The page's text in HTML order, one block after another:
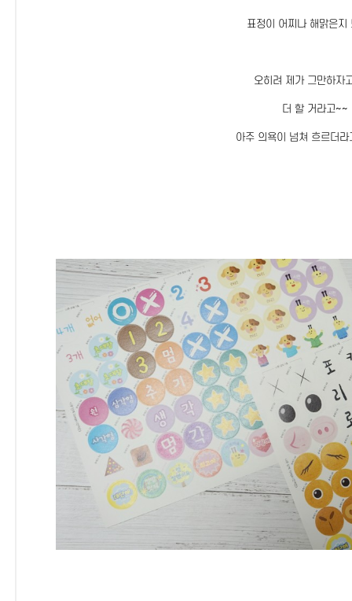
표정이 어찌나 해맑은지
오히려 제가 그만하자
더 할 거라고~~
아주 의욕이 넘쳐 흐르더